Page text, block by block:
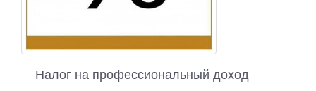
Налог на профессиональный доход